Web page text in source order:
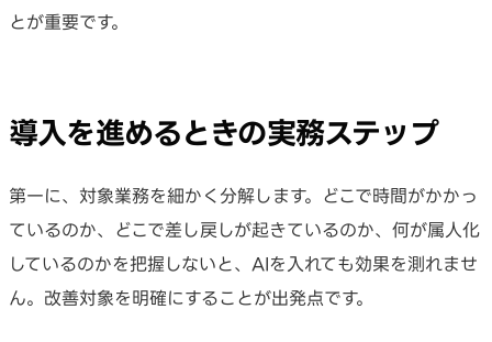
とが重要です。
導入を進めるときの実務ステップ
第一に、対象業務を細かく分解します。どこで時間がかかっ
ているのか、どこで差し戻しが起きているのか、何が属人化
しているのかを把握しないと、AIを入れても効果を測れませ
ん。改善対象を明確にすることが出発点です。